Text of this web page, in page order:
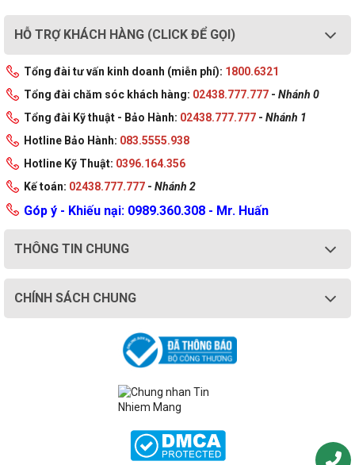
HỖ TRỢ KHÁCH HÀNG (CLICK ĐỂ GỌI)
Tổng đài tư vấn kinh doanh (miễn phí): 1800.6321
Tổng đài chăm sóc khách hàng: 02438.777.777 - Nhánh 0
Tổng đài Kỹ thuật - Bảo Hành: 02438.777.777 - Nhánh 1
Hotline Bảo Hành: 083.5555.938
Hotline Kỹ Thuật: 0396.164.356
Kế toán: 02438.777.777 - Nhánh 2
Góp ý - Khiếu nại: 0989.360.308 - Mr. Huấn
THÔNG TIN CHUNG
CHÍNH SÁCH CHUNG